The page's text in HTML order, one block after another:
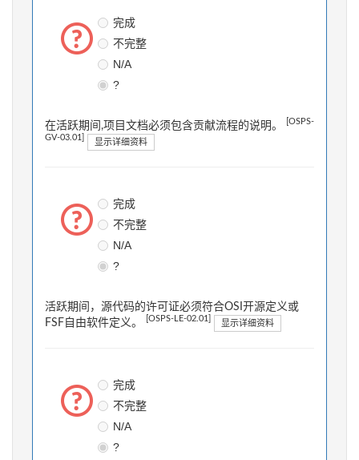
完成
不完整
N/A
?
在活跃期间,项目文档必须包含贡献流程的说明。 [OSPS-
GV-03.01] 显示详细资料
完成
不完整
N/A
?
活跃期间，源代码的许可证必须符合OSI开源定义或
FSF自由软件定义。
[OSPS-LE-02.01] 显示详细资料
完成
不完整
N/A
?